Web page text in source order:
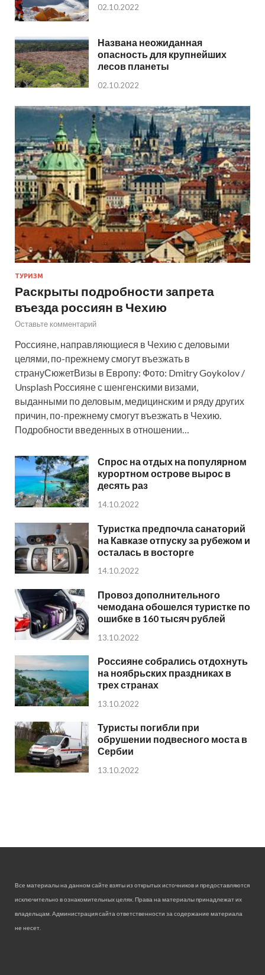
02.10.2022
Названа неожиданная
опасность для крупнейших
лесов планеты
02.10.2022
ТУРИЗМ
Раскрыты подробности запрета
въезда россиян в Чехию
Оставьте комментарий
Россияне, направляющиеся в Чехию с деловыми
целями, по-прежнему смогут въезжать в
странуСюжетВизы в Европу: Фото: Dmitry Goykolov /
Unsplash Россияне с шенгенскими визами,
выданными по деловым, медицинским и ряду других
причин, по-прежнему смогут въезжать в Чехию.
Подробности введенных в отношении…
Спрос на отдых на популярном
курортном острове вырос в
десять раз
14.10.2022
Туристка предпочла санаторий
на Кавказе отпуску за рубежом и
осталась в восторге
14.10.2022
Провоз дополнительного
чемодана обошелся туристке по
ошибке в 160 тысяч рублей
13.10.2022
Россияне собрались отдохнуть
на ноябрьских праздниках в
трех странах
13.10.2022
Туристы погибли при
обрушении подвесного моста в
Сербии
13.10.2022
Все материалы на данном сайте взяты из открытых источников и предоставляются
исключительно в ознакомительных целях. Права на материалы принадлежат их
владельцам. Администрация сайта ответственности за содержание материала
не несет.